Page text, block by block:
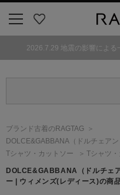
気
2026.7.29 地震の影響による
ブランド古着のRAGTAG
DOLCE&GABBANA （ドルチェア
Tシャツ・カットソー
Tシャツ
DOLCE&GABBANA （ドルチェ
ー | ウィメンズ(レディース)の商